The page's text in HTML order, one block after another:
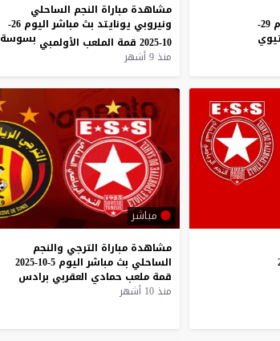
ومستقبل المرسى بث مباشر اليوم 29-
مشاهدة مباراة النجم الساحلي
ونيروبي يونايتد بث مباشر اليوم 26-
10-2025 قمة الملعب الأولمبي
بسوسة
منذ 9 أشهر
مباشر
مشاهدة مباراة الترجي والنجم
الساحلي بث مباشر اليوم 5-10-2025
قمة ملعب حمادي العقربي برادس
منذ 10 أشهر